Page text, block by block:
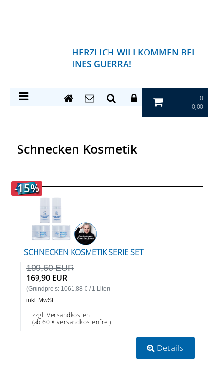
HERZLICH WILLKOMMEN BEI
INES GUERRA!
0
0,00
Schnecken Kosmetik
-15%
SCHNECKEN KOSMETIK SERIE SET
199,60 EUR
169,90 EUR
(Grundpreis: 1061,88 € / 1 Liter)
inkl. MwSt,
zzgl. Versandkosten
(ab 60 € versandkostenfrei)
Details